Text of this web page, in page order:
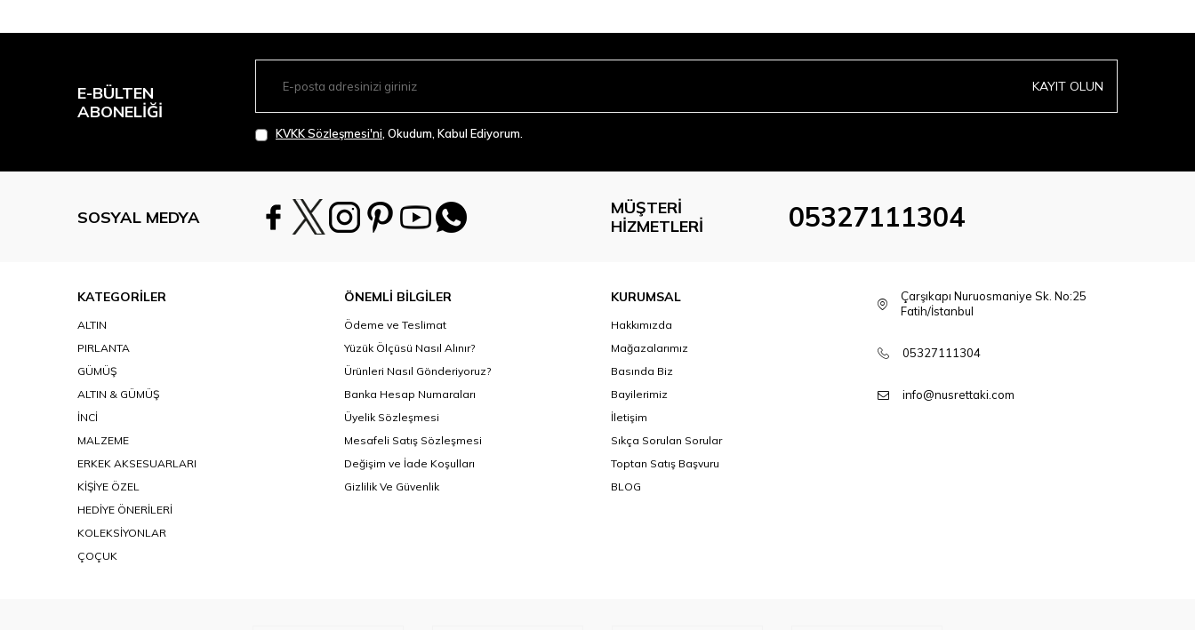
E-BÜLTEN
ABONELIĞI
KAYIT OLUN
KVKK Sözleşmesi'ni , Okudum, Kabul Ediyorum.
SOSYAL MEDYA
MÜŞTERI
HIZMETLERI
05327111304
KATEGORİLER
ALTIN
PIRLANTA
GÜMÜŞ
ALTIN & GÜMÜŞ
İNCİ
MALZEME
ERKEK AKSESUARLARI
KİŞİYE ÖZEL
HEDİYE ÖNERİLERİ
KOLEKSİYONLAR
ÇOÇUK
ÖNEMLİ BİLGİLER
Ödeme ve Teslimat
Yüzük Ölçüsü Nasıl Alınır?
Ürünleri Nasıl Gönderiyoruz?
Banka Hesap Numaraları
Üyelik Sözleşmesi
Mesafeli Satış Sözleşmesi
Değişim ve İade Koşulları
Gizlilik Ve Güvenlik
KURUMSAL
Hakkımızda
Mağazalarımız
Basında Biz
Bayilerimiz
İletişim
Sıkça Sorulan Sorular
Toptan Satış Başvuru
BLOG
Çarşıkapı Nuruosmaniye Sk. No:25
Fatih/İstanbul
05327111304
info@nusrettaki.com